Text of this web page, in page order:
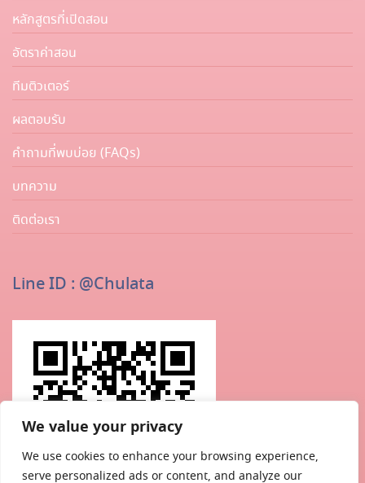
We value your privacy
We use cookies to enhance your browsing experience,
serve personalized ads or content, and analyze our
หลักสูตรที่เปิดสอน
อัตราค่าสอน
ทีมติวเตอร์
ผลตอบรับ
คำถามที่พบบ่อย (FAQs)
บทความ
ติดต่อเรา
Line ID : @chulata